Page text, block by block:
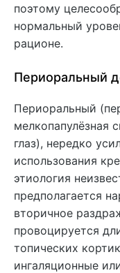
поэтому
нормальный
рационе.
Периоральный
Периоральный
мелкопапулёзная
глаз), нередко
использования
этиология
предполагается
вторичное
провоцируется
топических
ингаляционные